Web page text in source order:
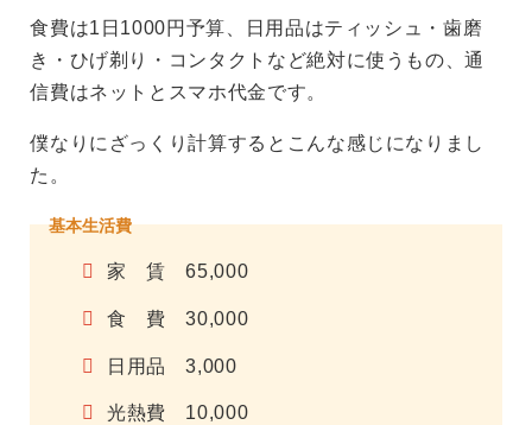
食費は1日1000円予算、日用品はティッシュ・歯磨
き・ひげ剃り・コンタクトなど絶対に使うもの、通
信費はネットとスマホ代金です。
僕なりにざっくり計算するとこんな感じになりまし
た。
基本生活費
家 賃 65,000
食 費 30,000
日用品 3,000
光熱費 10,000